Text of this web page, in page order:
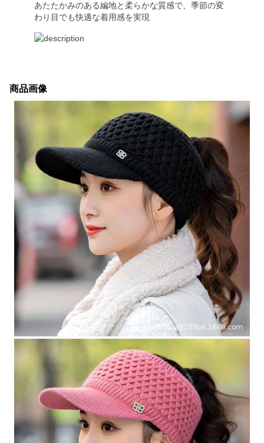
あたたかみのある編地と柔らかな質感で、季節の変
わり目でも快適な着用感を実現
商品画像